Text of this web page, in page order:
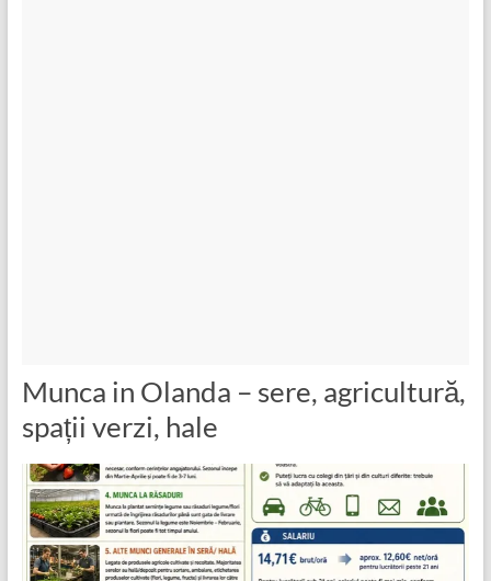
Munca in Olanda – sere, agricultură,
spații verzi, hale